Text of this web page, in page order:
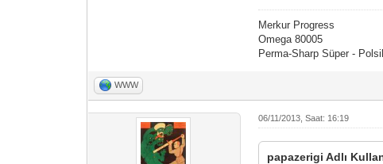
Merkur Progress
Omega 80005
Perma-Sharp Süper -
WWW
06/11/2013, Saat: 16:19
papazerigi Adlı